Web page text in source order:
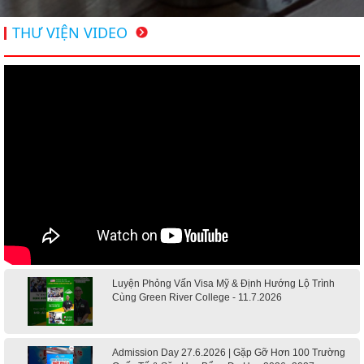
TƯ VẤN DU HỌC TOÀN DIỆN – BƯỚC ĐỆM VỮNG CHẮC TỪ NEW
WORLD EDUCATION
CHẠM GIẤC MƠ DU HỌC MỸ – BẮT ĐẦU TỪ NGÀY HỘI GHI DANH &
SĂN HỌC BỔNG KỲ SPRING 2026
VISA DU LỊCH TỰ TÚC MỸ, ANH, ÚC, CANADA, NEW ZEALAND – TỰ DO
KHÁM PHÁ THẾ GIỚI THEO CÁCH CỦA BẠN
THƯ VIỆN VIDEO
Luyện Phỏng Vấn Visa Mỹ & Định Hướng Lộ Trình
Cùng Green River College - 11.7.2026
Admission Day 27.6.2026 | Gặp Gỡ Hơn 100 Trường